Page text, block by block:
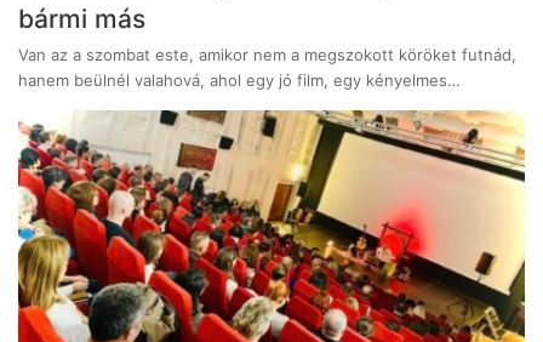
bármi más
Van az a szombat este, amikor nem a megszokott köröket futnád,
hanem beülnél valahová, ahol egy jó film, egy kényelmes…